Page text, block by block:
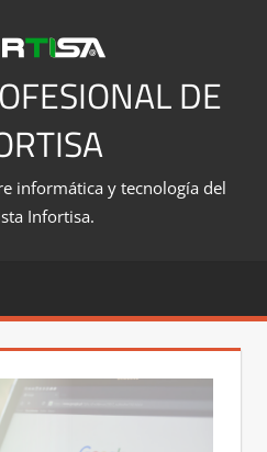
DE
informática y tecnología del
Infortisa.